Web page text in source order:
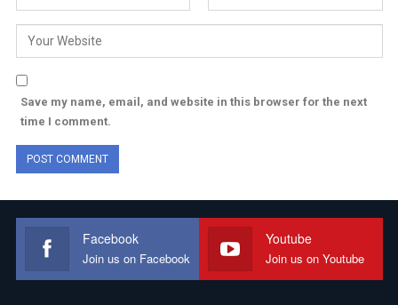
Save my name, email, and website in this browser for the next
time I comment.
Facebook
Join us on Facebook
Youtube
Join us on Youtube